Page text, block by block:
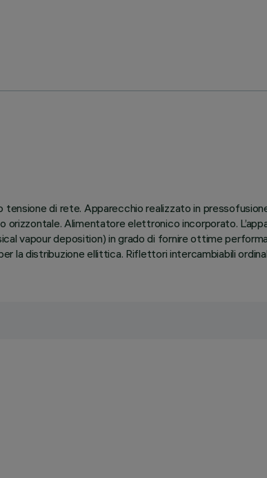
di rete. Apparecchio realizzato in
orizzontale. Alimentatore elettronico incorporato.
vapour deposition) in grado di fornire ottime
la distribuzione ellittica. Riflettori intercambiabili